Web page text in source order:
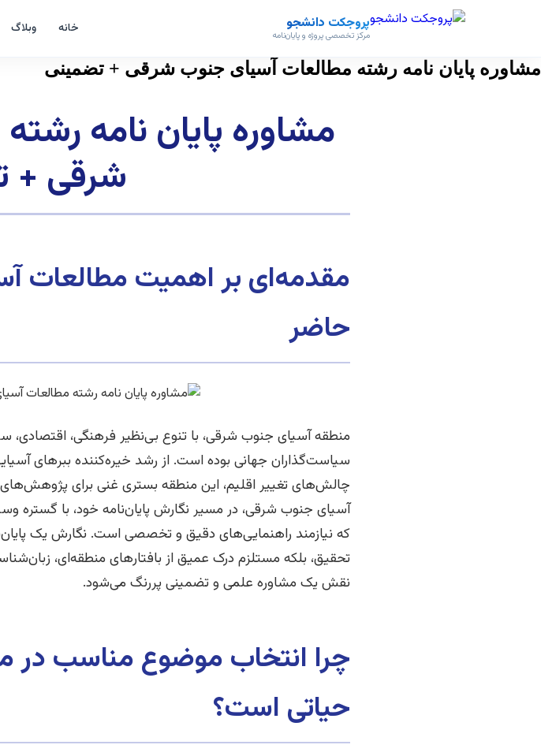
پروجکت دانشجو
مرکز تخصصی پروژه و پایان‌نامه خانه وبلاگ
مشاوره پایان نامه رشته مطالعات آسیای جنوب شرقی + تضمینی
مشاوره پایان نامه
شرقی +
مقدمه‌ای بر اهمیت مطالعات
حاضر
منطقه آسیای جنوب شرقی، با تنوع بی‌نظیر فرهنگی، اقتصادی،
سیاست‌گذاران جهانی بوده است. از رشد خیره‌کننده ببرهای
چالش‌های تغییر اقلیم، این منطقه بستری غنی برای
آسیای جنوب شرقی، در مسیر نگارش پایان‌نامه خود، با
که نیازمند راهنمایی‌های دقیق و تخصصی است. نگارش یک
تحقیق، بلکه مستلزم درک عمیق از بافتارهای منطقه‌ای،
نقش یک مشاوره علمی و تضمینی پررنگ می‌شود.
چرا انتخاب موضوع مناسب در
حیاتی است؟